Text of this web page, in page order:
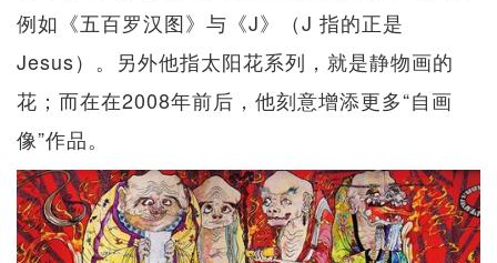
例如《五百罗汉图》与《J》（J 指的正是
Jesus）。另外他指太阳花系列，就是静物画的
花；而在在2008年前后，他刻意增添更多“自画
像”作品。